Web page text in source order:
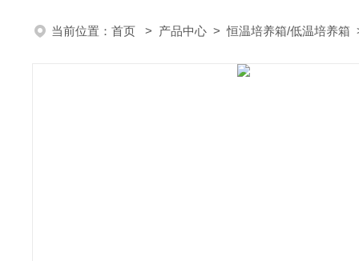
当前位置： 首页 > 产品中心 >恒温培养箱/低温培养箱